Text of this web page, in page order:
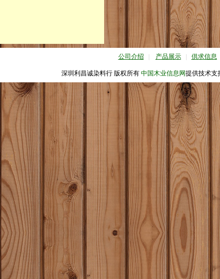
公司介绍 | 产品展示 | 供求信息
深圳利昌诚染料行 版权所有 中国木业信息网提供技术支